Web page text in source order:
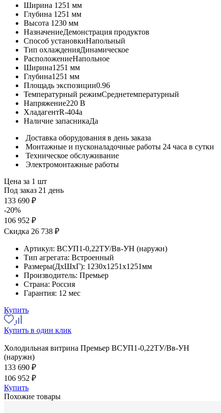
Ширина 1251 мм
Глубина 1251 мм
Высота 1230 мм
НазначениеДемонстрация продуктов
Способ установкиНапольный
Тип охлажденияДинамическое
РасположениеНапольное
Ширина1251 мм
Глубина1251 мм
Площадь экспозиции0.96
Температурный режимСреднетемпературный
Напряжение220 В
ХладагентR-404a
Наличие запасникаДа
Доставка оборудования в день заказа
Монтажные и пусконаладочные работы 24 часа в сутки
Техническое обслуживание
Электромонтажные работы
Цена за 1 шт
Под заказ 21 день
133 690 ₽
-20%
106 952 ₽
Скидка 26 738 ₽
Артикул: ВСУП1-0,22ТУ/Вв-УН (наружн)
Тип агрегата: Встроенный
Размеры(ДхШхГ): 1230x1251x1251мм
Производитель: Премьер
Страна: Россия
Гарантия: 12 мес
Купить
Купить в один клик
Холодильная витрина Премьер ВСУП1-0,22ТУ/Вв-УН
(наружн)
133 690 ₽
106 952 ₽
Купить
Похожие товары